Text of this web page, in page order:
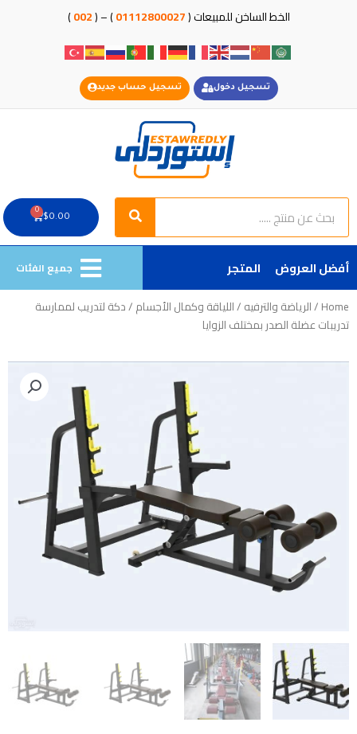
الخط الساخن للمبيعات (01112800027
) – (
002
)
تسجيل دخول تسجيل حساب جديد
Search
Search
$0.00
0
Cart
أفضل العروض المتجر جميع الفئات
Home
/الرياضة والترفيه /اللياقة وكمال الأجسام / دكة لتدريب لممارسة
تدريبات عضلة الصدر بمختلف الزوايا